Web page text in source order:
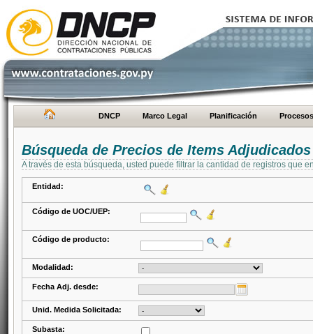
DNCP Marco Legal Planificación Procesos
Búsqueda de Precios de Items Adjudicados
A través de esta búsqueda, usted puede filtrar la cantidad de registros que
Entidad:
Código de UOC/UEP:
Código de producto:
Modalidad:
Fecha Adj. desde:
Unid. Medida Solicitada:
Subasta: